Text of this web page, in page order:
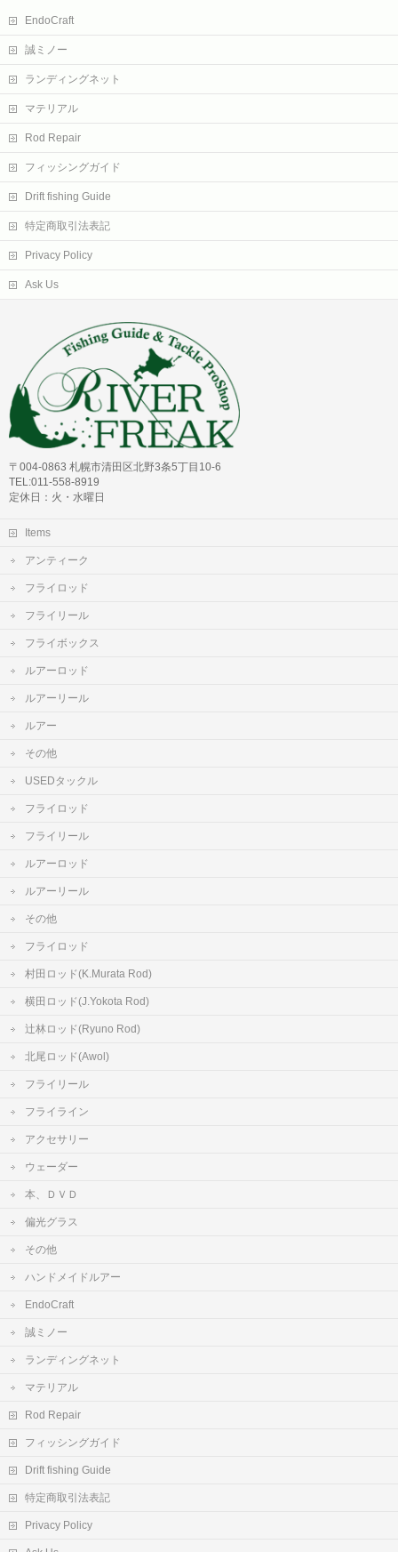
EndoCraft
誠ミノー
ランディングネット
マテリアル
Rod Repair
フィッシングガイド
Drift fishing Guide
特定商取引法表記
Privacy Policy
Ask Us
〒004-0863 札幌市清田区北野3条5丁目10-6
TEL:011-558-8919
定休日：火・水曜日
Items
アンティーク
フライロッド
フライリール
フライボックス
ルアーロッド
ルアーリール
ルアー
その他
USEDタックル
フライロッド
フライリール
ルアーロッド
ルアーリール
その他
フライロッド
村田ロッド(K.Murata Rod)
横田ロッド(J.Yokota Rod)
辻林ロッド(Ryuno Rod)
北尾ロッド(Awol)
フライリール
フライライン
アクセサリー
ウェーダー
本、ＤＶＤ
偏光グラス
その他
ハンドメイドルアー
EndoCraft
誠ミノー
ランディングネット
マテリアル
Rod Repair
フィッシングガイド
Drift fishing Guide
特定商取引法表記
Privacy Policy